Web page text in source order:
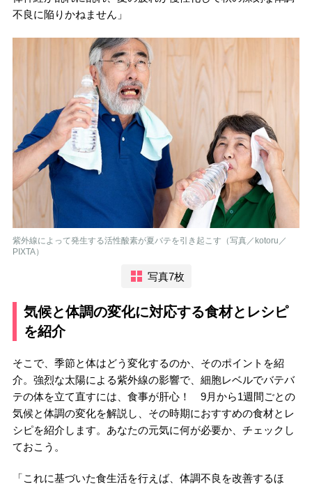
不良に陥りかねません」
紫外線によって発生する活性酸素が夏バテを引き起こす（写真／kotoru／
PIXTA）
写真7枚
気候と体調の変化に対応する食材とレシピ
を紹介
そこで、季節と体はどう変化するのか、そのポイントを紹
介。強烈な太陽による紫外線の影響で、細胞レベルでバテバ
テの体を立て直すには、食事が肝心！ 9月から1週間ごとの
気候と体調の変化を解説し、その時期におすすめの食材とレ
シピを紹介します。あなたの元気に何が必要か、チェックし
ておこう。
「これに基づいた食生活を行えば、体調不良を改善するほ